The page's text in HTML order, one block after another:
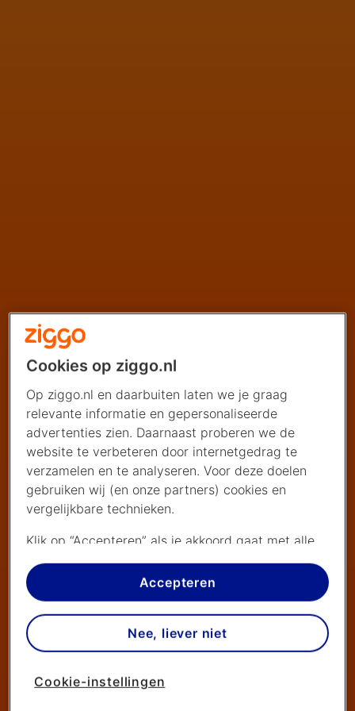
Cookies op ziggo.nl
Op ziggo.nl en daarbuiten laten we je graag
relevante informatie en gepersonaliseerde
advertenties zien. Daarnaast proberen we de
website te verbeteren door internetgedrag te
verzamelen en te analyseren. Voor deze doelen
gebruiken wij (en onze partners) cookies en
vergelijkbare technieken.
Klik op “Accepteren” als je akkoord gaat met alle
cookies. Kies je voor “Nee, liever niet”, dan
plaatsen we alleen strikt noodzakelijke cookies om
de website goed te laten werken. Dat betekent
dat we geen vormen van personalisatie
toepassen.
cookies worden geplaatst. Je kan je keuze altijd
Accepteren
Nee, liever niet
Cookie-instellingen